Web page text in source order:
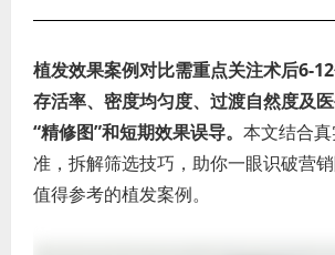
植发效果案例对比需重点关注术后6-
存活率、密度均匀度、过渡自然度及
“精修图”和短期效果误导。 本文结合
准，拆解筛选技巧，助你一眼识破营
值得参考的植发案例。